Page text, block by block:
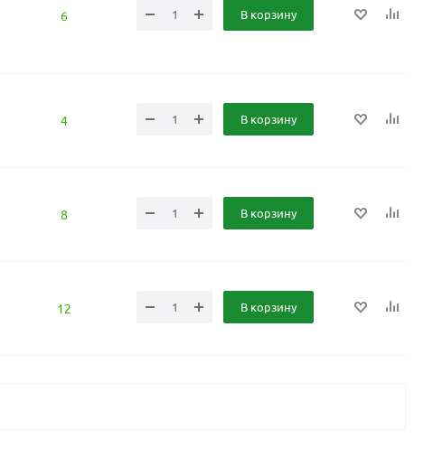
6 В корзину
4 В корзину
8 В корзину
12 В корзину